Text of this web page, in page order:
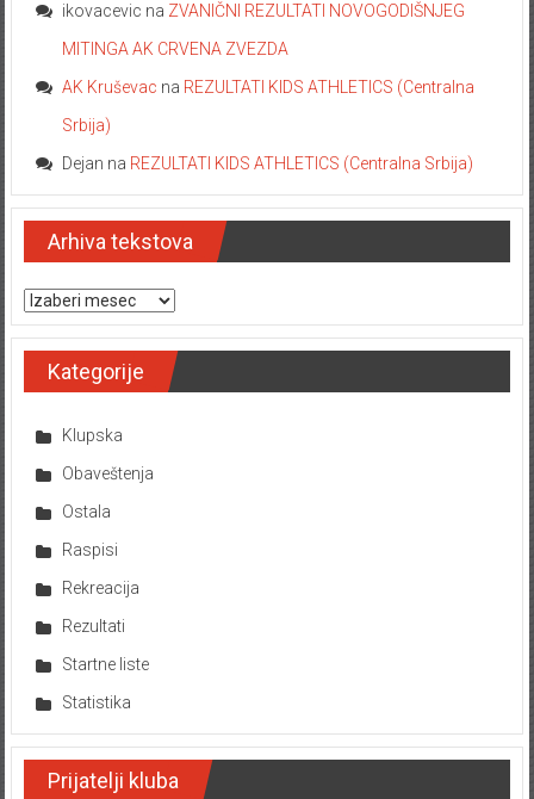
ikovacevic na ZVANIČNI REZULTATI NOVOGODIŠNJEG
MITINGA AK CRVENA ZVEZDA
AK Kruševac na REZULTATI KIDS ATHLETICS (Centralna
Srbija)
Dejan na REZULTATI KIDS ATHLETICS (Centralna Srbija)
Arhiva tekstova
Arhiva tekstova
Kategorije
Klupska
Obaveštenja
Ostala
Raspisi
Rekreacija
Rezultati
Startne liste
Statistika
Prijatelji kluba